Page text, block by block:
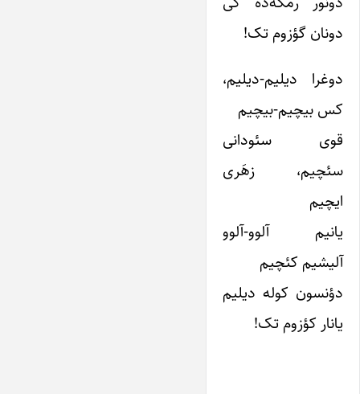
دونان گؤزوم تک!
دوغرا دیلیم-دیلیم،
کس بیچیم-بیچیم
قوی سئودانی
سئچیم، زهَری
ایچیم
یانیم آلوو-آلوو
آلیشیم کئچیم
دؤنسون کوله دیلیم
یانار کؤزوم تک!